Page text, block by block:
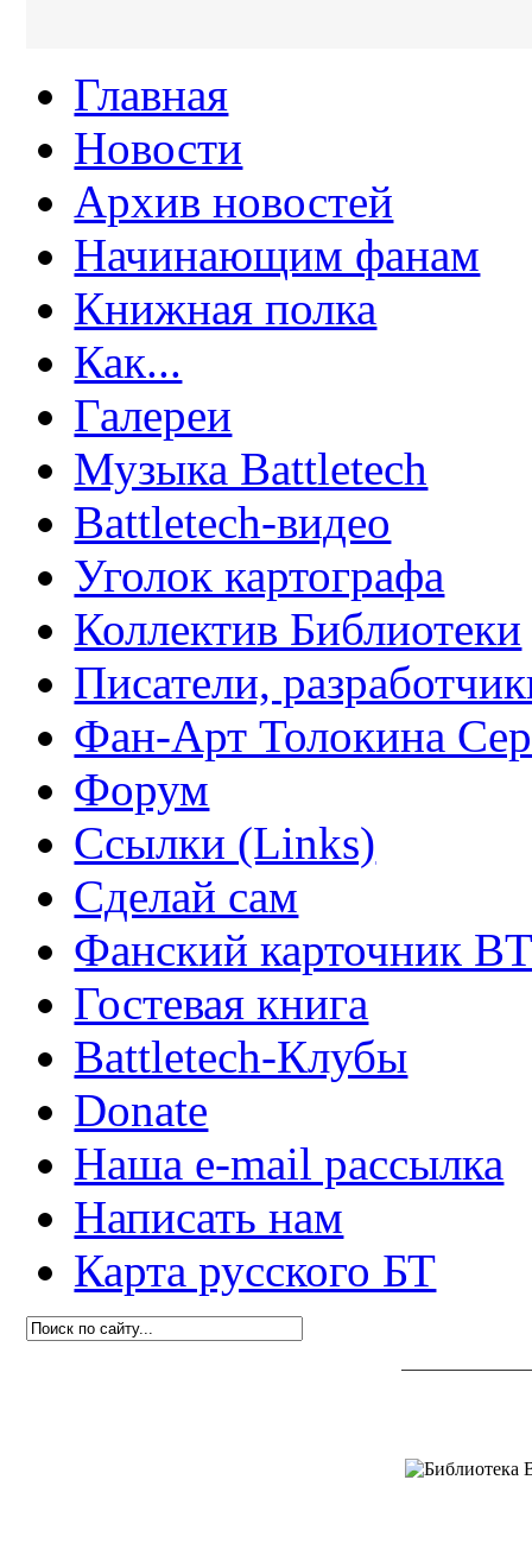
Главная
Новости
Архив новостей
Начинающим фанам
Книжная полка
Как...
Галереи
Музыка Battletech
Battletech-видео
Уголок картографа
Коллектив Библиотеки
Писатели,
Фан-Арт Толокина
Форум
Ссылки (Links)
Сделай сам
Фанский карточник
Гостевая книга
Battletech-Клубы
Donate
Наша e-mail рассылка
Написать нам
Карта русского БТ